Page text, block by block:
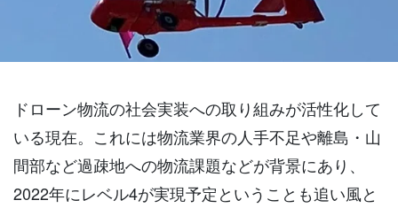
ドローン物流の社会実装への取り組みが活性化して
いる現在。これには物流業界の人手不足や離島・山
間部など過疎地への物流課題などが背景にあり、
2022年にレベル4が実現予定ということも追い風と